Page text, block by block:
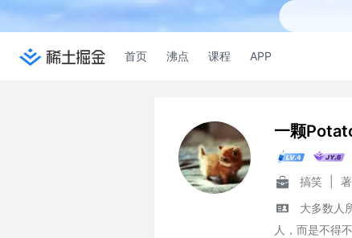
首页 沸点 课程 APP
一颗
搞笑
大多数人
人，而是不得